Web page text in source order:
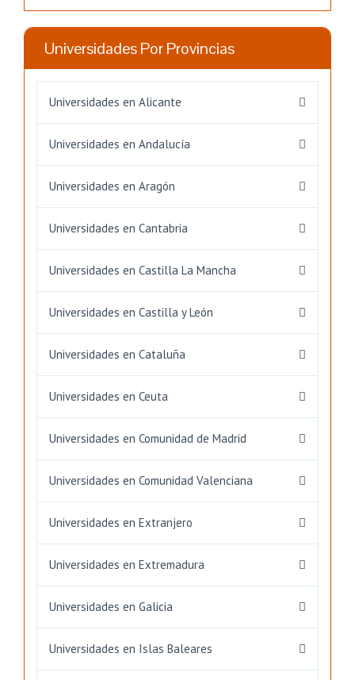
Universidades Por Provincias
Universidades en Alicante
Universidades en Andalucía
Universidades en Aragón
Universidades en Cantabria
Universidades en Castilla La Mancha
Universidades en Castilla y León
Universidades en Cataluña
Universidades en Ceuta
Universidades en Comunidad de Madrid
Universidades en Comunidad Valenciana
Universidades en Extranjero
Universidades en Extremadura
Universidades en Galicia
Universidades en Islas Baleares